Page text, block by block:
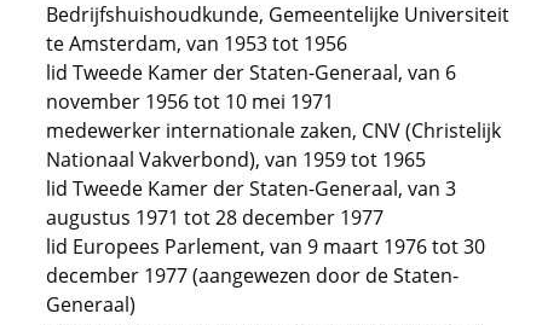
Bedrijfshuishoudkunde, Gemeentelijke Universiteit
te Amsterdam, van 1953 tot 1956
lid Tweede Kamer der Staten-Generaal, van 6
november 1956 tot 10 mei 1971
medewerker internationale zaken, CNV (Christelijk
Nationaal Vakverbond), van 1959 tot 1965
lid Tweede Kamer der Staten-Generaal, van 3
augustus 1971 tot 28 december 1977
lid Europees Parlement, van 9 maart 1976 tot 30
december 1977 (aangewezen door de Staten-
Generaal)